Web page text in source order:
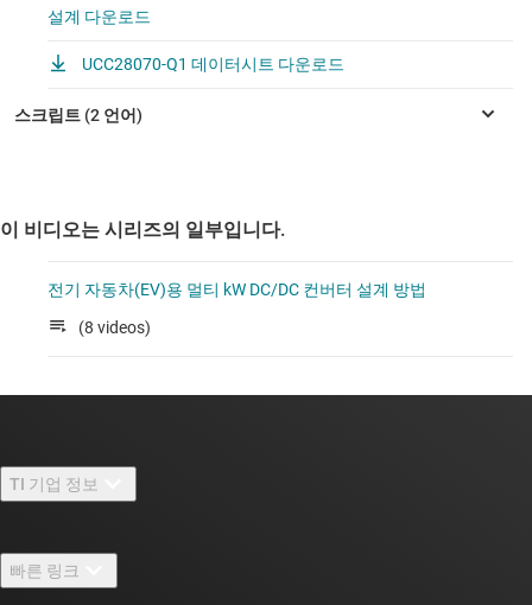
설계 다운로드
UCC28070-Q1 데이터시트 다운로드
이 비디오는 시리즈의 일부입니다.
전기 자동차(EV)용 멀티 kW DC/DC 컨버터 설계 방법
(8 videos)
TI 기업 정보
채용
빠른 링크